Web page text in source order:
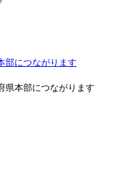
部につながります
県本部につながります